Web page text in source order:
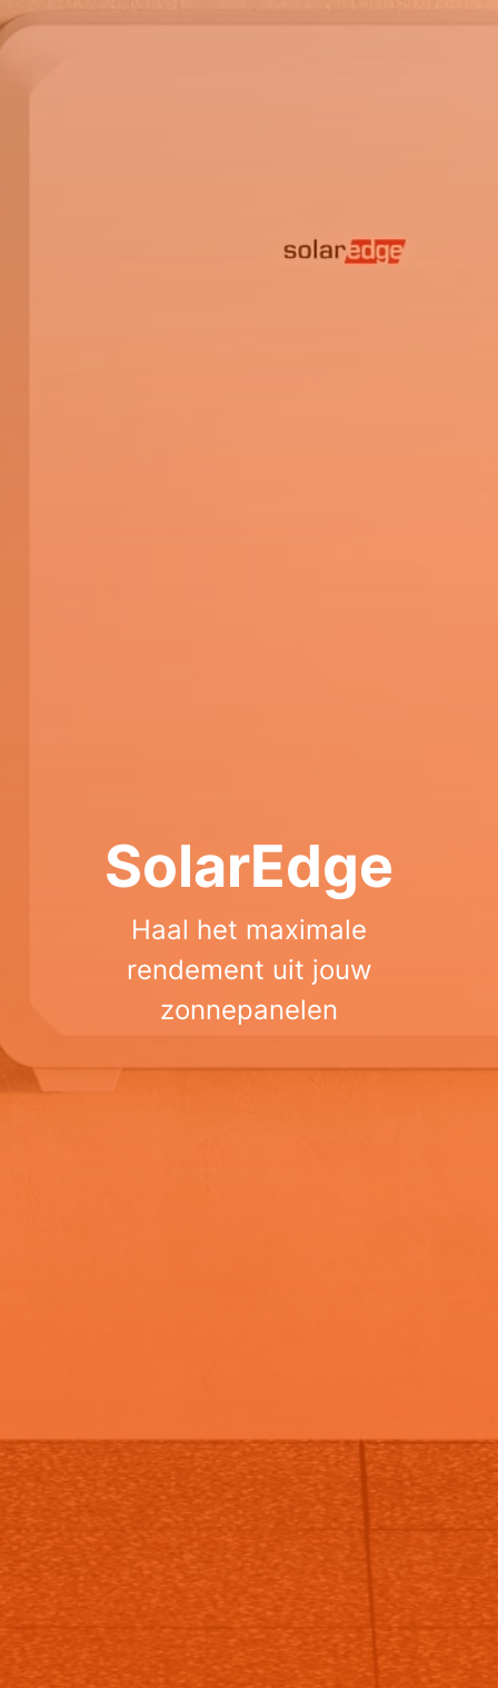
SolarEdge
Haal het maximale
rendement uit jouw
zonnepanelen